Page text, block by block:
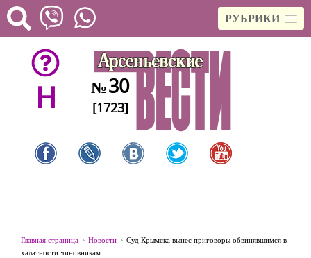
РУБРИКИ
H №30
[1723]
Главная страница Новости
Суд Крымска вынес приговоры обвинявшимся в
халатности чиновникам